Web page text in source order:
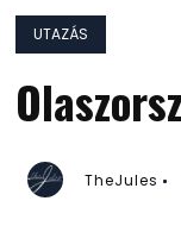
UTAZÁS
TheJules